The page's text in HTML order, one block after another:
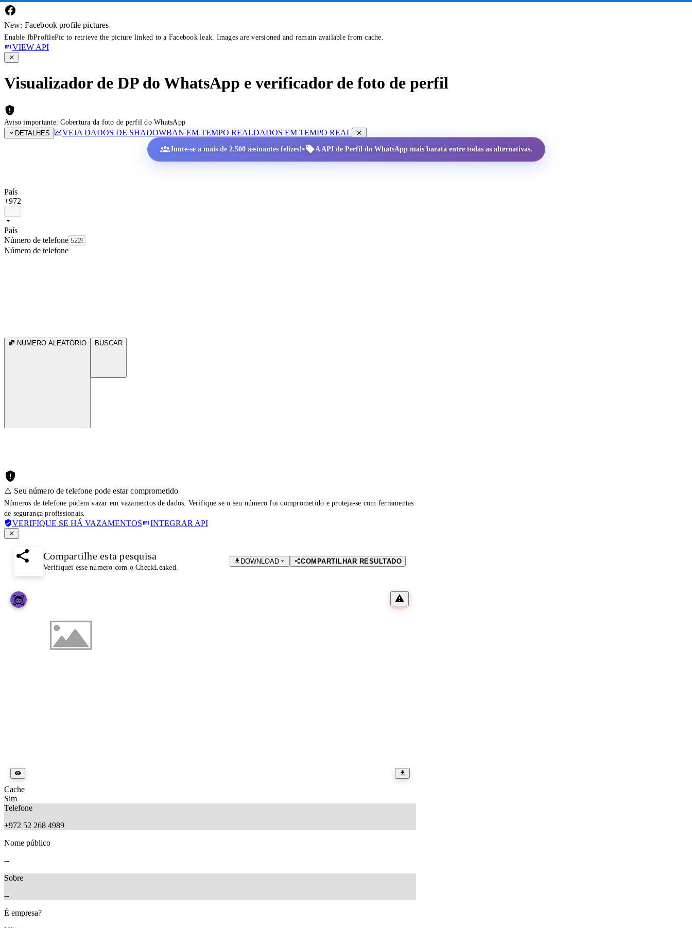
New: Facebook profile pictures
Enable fbProfilePic to retrieve the picture linked to a Facebook leak. Images are versioned and remain available from cache.
VIEW API
Visualizador de DP do WhatsApp e verificador de foto de perfil
Aviso importante: Cobertura da foto de perfil do WhatsApp
DETALHES
VEJA DADOS DE SHADOWBAN EM TEMPO REALDADOS EM TEMPO REAL
Junte-se a mais de 2.500 assinantes felizes!• A API de Perfil do WhatsApp mais barata entre todas as alternativas.
País
+972
País
Número de telefone
Número de telefone
NÚMERO ALEATÓRIO BUSCAR
⚠️ Seu número de telefone pode estar comprometido
Números de telefone podem vazar em vazamentos de dados. Verifique se o seu número foi comprometido e proteja-se com ferramentas
de segurança profissionais.
VERIFIQUE SE HÁ VAZAMENTOS INTEGRAR API
Compartilhe esta pesquisa
Verifiquei esse número com o CheckLeaked.
DOWNLOAD COMPARTILHAR RESULTADO
Cache
Sim
Telefone
+972 52 268 4989
Nome público
--
Sobre
--
É empresa?